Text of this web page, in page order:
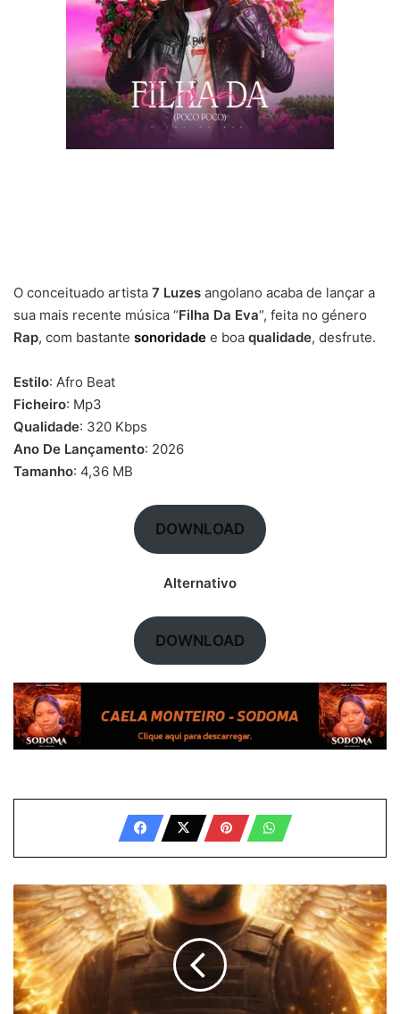
O conceituado artista 7 Luzes angolano acaba de lançar a
sua mais recente música “Filha Da Eva“, feita no género
Rap, com bastante sonoridade e boa qualidade, desfrute.
Estilo: Afro Beat
Ficheiro: Mp3
Qualidade: 320 Kbps
Ano De Lançamento: 2026
Tamanho: 4,36 MB
DOWNLOAD
Alternativo
DOWNLOAD
Almeida
Lourenço
Aka
-
Fenomenal
(Rap)